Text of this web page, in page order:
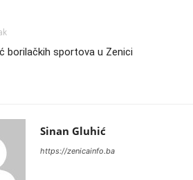
borilačkih sportova u Zenici
Sinan Gluhić
https://zenicainfo.ba